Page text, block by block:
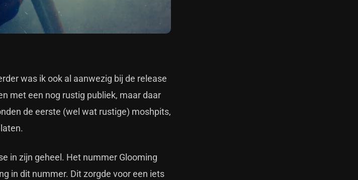
was ik ook al aanwezig bij de release
met een nog rustig publiek, maar daar
de eerste (wel wat rustige) moshpits,
in zijn geheel. Het nummer Glooming
in dit nummer. Dit zorgde voor een iets